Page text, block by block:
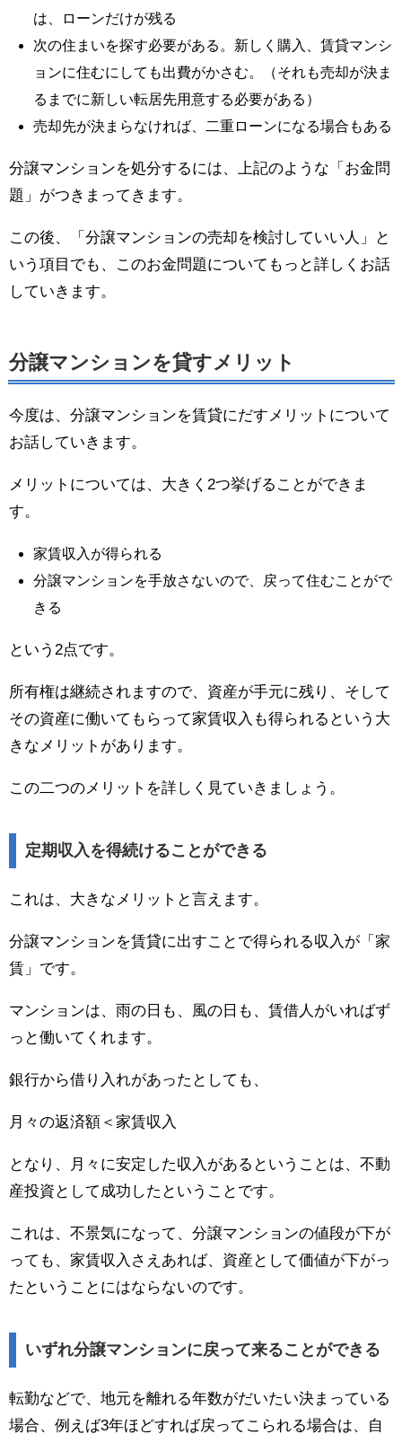
は、ローンだけが残る
次の住まいを探す必要がある。新しく購入、賃貸マンシ
ョンに住むにしても出費がかさむ。（それも売却が決ま
るまでに新しい転居先用意する必要がある）
売却先が決まらなければ、二重ローンになる場合もある
分譲マンションを処分するには、上記のような「お金問
題」がつきまってきます。
この後、「分譲マンションの売却を検討していい人」と
いう項目でも、このお金問題についてもっと詳しくお話
していきます。
分譲マンションを貸すメリット
今度は、分譲マンションを賃貸にだすメリットについて
お話していきます。
メリットについては、大きく2つ挙げることができま
す。
家賃収入が得られる
分譲マンションを手放さないので、戻って住むことがで
きる
という2点です。
所有権は継続されますので、資産が手元に残り、そして
その資産に働いてもらって家賃収入も得られるという大
きなメリットがあります。
この二つのメリットを詳しく見ていきましょう。
定期収入を得続けることができる
これは、大きなメリットと言えます。
分譲マンションを賃貸に出すことで得られる収入が「家
賃」です。
マンションは、雨の日も、風の日も、賃借人がいればず
っと働いてくれます。
銀行から借り入れがあったとしても、
月々の返済額＜家賃収入
となり、月々に安定した収入があるということは、不動
産投資として成功したということです。
これは、不景気になって、分譲マンションの値段が下が
っても、家賃収入さえあれば、資産として価値が下がっ
たということにはならないのです。
いずれ分譲マンションに戻って来ることができる
転勤などで、地元を離れる年数がだいたい決まっている
場合、例えば3年ほどすれば戻ってこられる場合は、自